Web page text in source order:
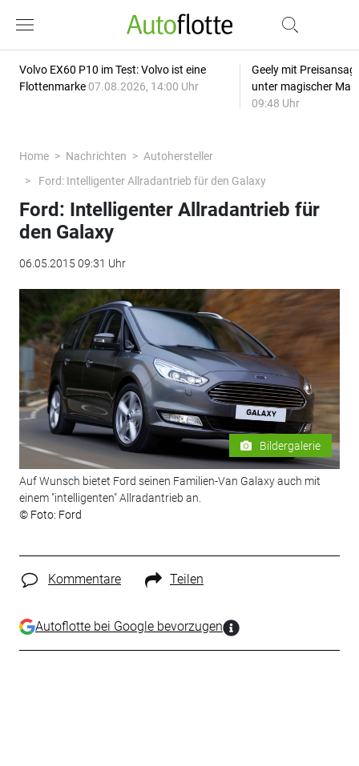
Volvo EX60 P10 im Test: Volvo ist eine
Flottenmarke 07.08.2026, 14:00 Uhr
Geely mit
unter magischer
09:48 Uhr
Home Nachrichten
Autohersteller
Ford: Intelligenter Allradantrieb für den Galaxy
Ford: Intelligenter Allradantrieb für
den Galaxy
06.05.2015 09:31 Uhr
Bildergalerie
Auf Wunsch bietet Ford seinen Familien-Van Galaxy auch mit
einem "intelligenten" Allradantrieb an.
© Foto: Ford
Kommentare Teilen
Autoflotte bei Google bevorzugen